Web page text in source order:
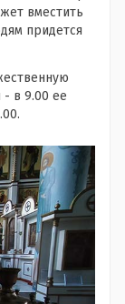
вместить
придется
- в 9.00 ее